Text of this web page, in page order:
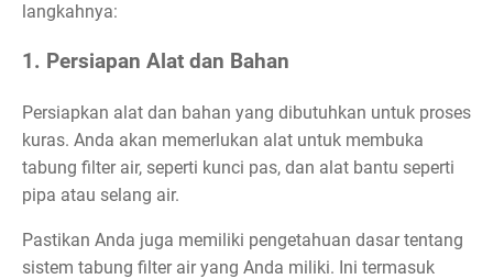
langkahnya:
1. Persiapan Alat dan Bahan
Persiapkan alat dan bahan yang dibutuhkan untuk proses
kuras. Anda akan memerlukan alat untuk membuka
tabung filter air, seperti kunci pas, dan alat bantu seperti
pipa atau selang air.
Pastikan Anda juga memiliki pengetahuan dasar tentang
sistem tabung filter air yang Anda miliki. Ini termasuk